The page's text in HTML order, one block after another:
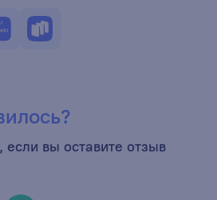
вы оставите отзыв